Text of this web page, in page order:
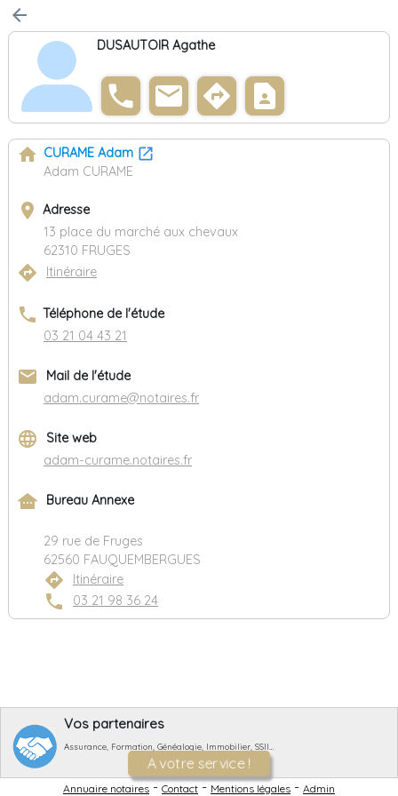
arrow_back
DUSAUTOIR Agathe
phone email directions contact_page
home CURAME Adam
Adam CURAME
place Adresse
13 place du marché aux chevaux
62310 FRUGES
directions Itinéraire
phone Téléphone de l'étude
03 21 04 43 21
email
Mail de l'étude
adam.curame@notaires.fr
language
Site web
adam-curame.notaires.fr
other_houses Bureau Annexe
29 rue de Fruges
62560 FAUQUEMBERGUES
directions Itinéraire
phone 03 21 98 36 24
Vos partenaires
Assurance, Formation, Généalogie, Immobilier, SSII…
A votre service !
Annuaire notaires-Contact-Mentions légales - Admin